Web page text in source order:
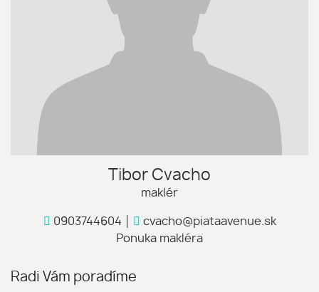
Tibor Cvacho
maklér
0903744604
cvacho@piataavenue.sk
Ponuka makléra
Radi Vám poradíme